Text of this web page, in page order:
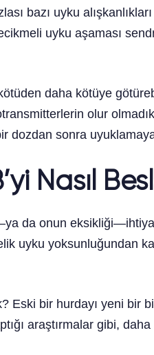
bazı uyku
uyku aşaması
daha kötüye
olur
dozdan sonra
Nasıl
da onun
uyku yoksunluğundan
Eski bir hurdayı yeni bir
araştırmalar gibi,